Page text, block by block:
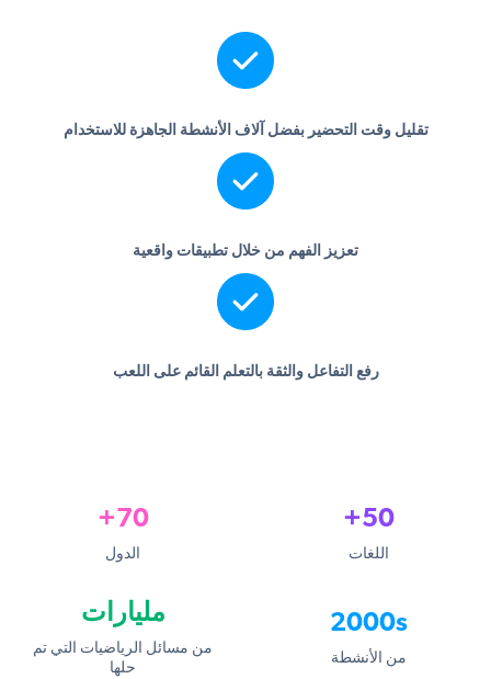
تقليل وقت التحضير بفضل آلاف الأنشطة الجاهزة للاستخدام
تعزيز الفهم من خلال تطبيقات واقعية
رفع التفاعل والثقة بالتعلم القائم على اللعب
50+
اللغات
70+
الدول
2000s
من الأنشطة
مليارات
من مسائل الرياضيات التي تم
حلها